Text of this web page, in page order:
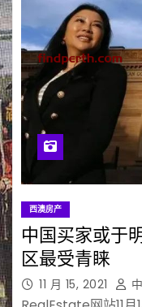
西澳房产
中国买家或于
区最受青睐
11 月 15, 2021